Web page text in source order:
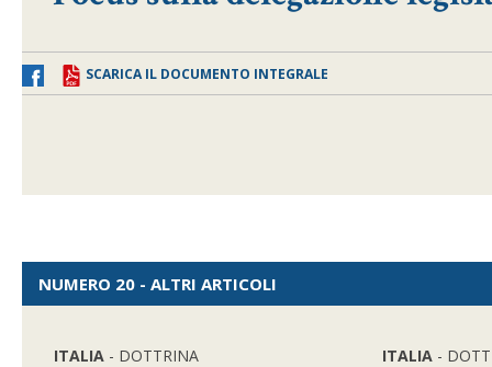
SCARICA IL DOCUMENTO INTEGRALE
NUMERO 20 - ALTRI ARTICOLI
ITALIA - DOTTRINA ITALIA -